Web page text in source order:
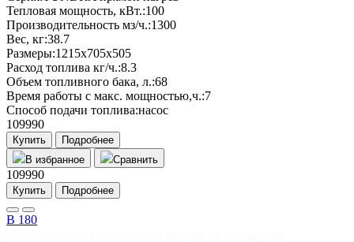
Тепловая мощность, кВт.:100
Производительность мз/ч.:1300
Вес, кг:38.7
Размеры:1215х705х505
Расход топлива кг/ч.:8.3
Объем топливного бака, л.:68
Время работы с макс. мощностью,ч.:7
Способ подачи топлива:насос
109990
Купить
Подробнее
В избранное
Сравнить
109990
Купить Подробнее
В 180